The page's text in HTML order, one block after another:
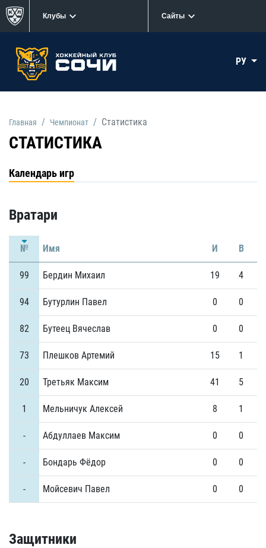
Клубы Сайты
РУ
Главная Чемпионат Статистика
СТАТИСТИКА
Календарь игр
Вратари
№ Имя И В
99 Бердин Михаил 19 4
94 Бутурлин Павел 0 0
82 Бутеец Вячеслав 0 0
73 Плешков Артемий 15 1
20 Третьяк Максим 41 5
1 Мельничук Алексей 8 1
- Абдуллаев Максим 0 0
- Бондарь Фёдор 0 0
- Мойсевич Павел 0 0
Защитники